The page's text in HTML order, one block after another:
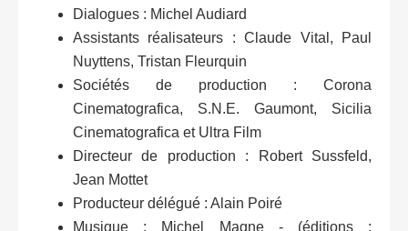
Dialogues : Michel Audiard
Assistants réalisateurs : Claude Vital, Paul
Nuyttens, Tristan Fleurquin
Sociétés de production : Corona
Cinematografica, S.N.E. Gaumont, Sicilia
Cinematografica et Ultra Film
Directeur de production : Robert Sussfeld,
Jean Mottet
Producteur délégué : Alain Poiré
Musique : Michel Magne - (éditions :